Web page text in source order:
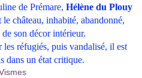
de Prémare, Hélène du Plouy
château, inhabité, abandonné,
son décor intérieur.
les réfugiés, puis vandalisé, il est
dans un état critique.